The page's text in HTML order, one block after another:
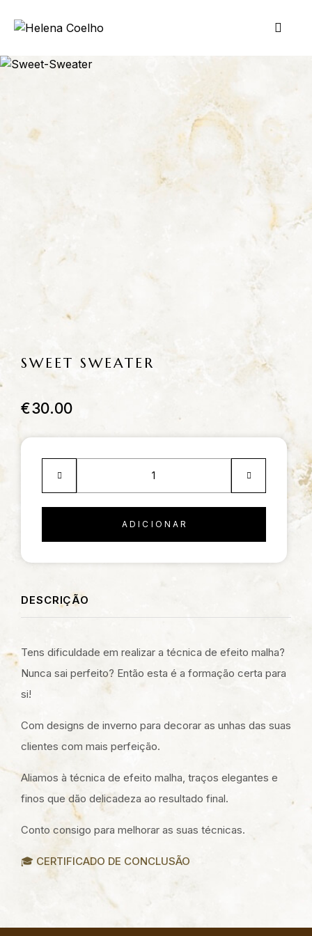
SWEET SWEATER
€30.00
ADICIONAR
DESCRIÇÃO
Tens dificuldade em realizar a técnica de efeito malha?
Nunca sai perfeito? Então esta é a formação certa para
si!
Com designs de inverno para decorar as unhas das suas
clientes com mais perfeição.
Aliamos à técnica de efeito malha, traços elegantes e
finos que dão delicadeza ao resultado final.
Conto consigo para melhorar as suas técnicas.
🎓 CERTIFICADO DE CONCLUSÃO